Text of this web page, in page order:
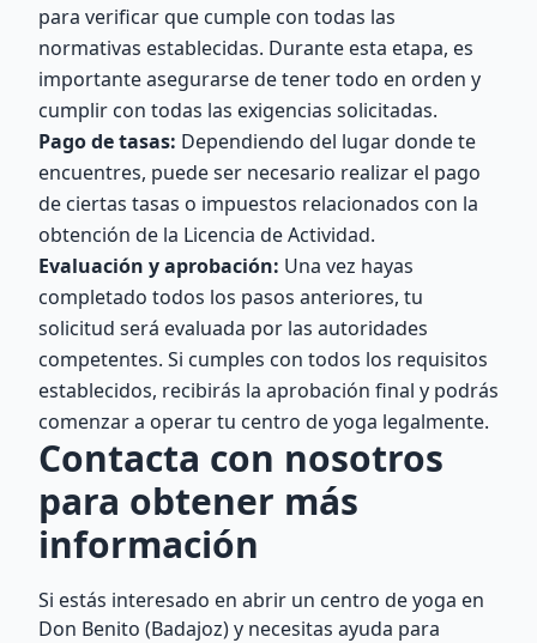
para verificar que cumple con todas las
normativas establecidas. Durante esta etapa, es
importante asegurarse de tener todo en orden y
cumplir con todas las exigencias solicitadas.
Pago de tasas: Dependiendo del lugar donde te
encuentres, puede ser necesario realizar el pago
de ciertas tasas o impuestos relacionados con la
obtención de la Licencia de Actividad.
Evaluación y aprobación: Una vez hayas
completado todos los pasos anteriores, tu
solicitud será evaluada por las autoridades
competentes. Si cumples con todos los requisitos
establecidos, recibirás la aprobación final y podrás
comenzar a operar tu centro de yoga legalmente.
Contacta con nosotros
para obtener más
información
Si estás interesado en abrir un centro de yoga en
Don Benito (Badajoz) y necesitas ayuda para